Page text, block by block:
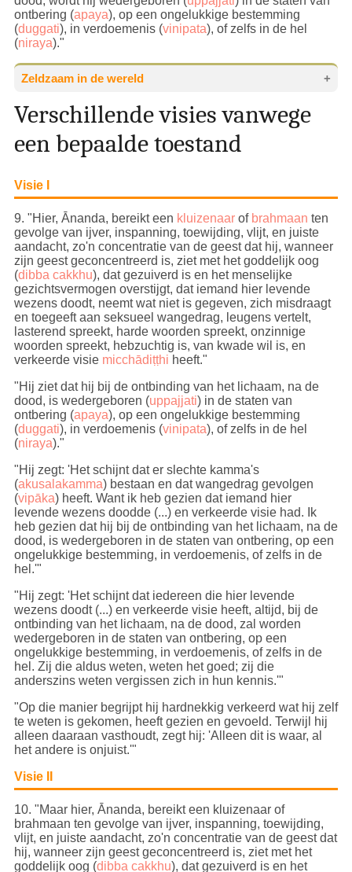
ontbering (apaya), op een ongelukkige bestemming
(duggati), in verdoemenis (vinipata), of zelfs in de hel
(niraya)."
Zeldzaam in de wereld
De Boeddha zei dat er zes dingen zijn die
zelden in de wereld verschijnen. Het eerste dat
hij opnoemde is het verschijnen van de
iemand die de (ware) Leer onderwijst die door
de Tathāgata is verkondigd.
Als je inziet datSleutel tot Inzicht
inderdaad de ware Leeris die door de Boeddha
is verkondigd en niet iets anders, kan je dit
bekrachtigen door zo nu en dan eendonatie
over te makenwaardoor je de woorden van de
Boeddha levendig houdt.
A06-096 —Zes zeldzaamheden
Verschillende visies vanwege
een bepaalde toestand
Visie I
9. "Hier, Ānanda, bereikt een kluizenaarof brahmaan ten
gevolge van ijver, inspanning, toewijding, vlijt, en juiste
aandacht, zo'n concentratie van de geest dat hij, wanneer
zijn geest geconcentreerd is, ziet met het goddelijk oog
(dibba cakkhu), dat gezuiverd is en het menselijke
gezichtsvermogen overstijgt, dat iemand hier levende
wezens doodt, neemt wat niet is gegeven, zich misdraagt
en toegeeft aan seksueel wangedrag, leugens vertelt,
lasterend spreekt, harde woorden spreekt, onzinnige
woorden spreekt, hebzuchtig is, van kwade wil is, en
verkeerde visie micchādiṭṭhi heeft."
"Hij ziet dat hij bij de ontbinding van het lichaam, na de
dood, is wedergeboren (uppajjati) in de staten van
ontbering (apaya), op een ongelukkige bestemming
(duggati), in verdoemenis (vinipata), of zelfs in de hel
(niraya)."
"Hij zegt: 'Het schijnt dat er slechte kamma's
(akusalakamma) bestaan en dat wangedrag gevolgen
(vipāka) heeft. Want ik heb gezien dat iemand hier
levende wezens doodde (...) en verkeerde visie had. Ik
heb gezien dat hij bij de ontbinding van het lichaam, na de
dood, is wedergeboren in de staten van ontbering, op een
ongelukkige bestemming, in verdoemenis, of zelfs in de
hel.'"
"Hij zegt: 'Het schijnt dat iedereen die hier levende
wezens doodt (...) en verkeerde visie heeft, altijd, bij de
ontbinding van het lichaam, na de dood, zal worden
wedergeboren in de staten van ontbering, op een
ongelukkige bestemming, in verdoemenis, of zelfs in de
hel. Zij die aldus weten, weten het goed; zij die
anderszins weten vergissen zich in hun kennis.'"
"Op die manier begrijpt hij hardnekkig verkeerd wat hij zelf
te weten is gekomen, heeft gezien en gevoeld. Terwijl hij
alleen daaraan vasthoudt, zegt hij: 'Alleen dit is waar, al
het andere is onjuist.'"
Visie II
10. "Maar hier, Ānanda, bereikt een kluizenaar of
brahmaan ten gevolge van ijver, inspanning, toewijding,
vlijt, en juiste aandacht, zo'n concentratie van de geest dat
hij, wanneer zijn geest geconcentreerd is, ziet met het
goddelijk oog (dibba cakkhu), dat gezuiverd is en het